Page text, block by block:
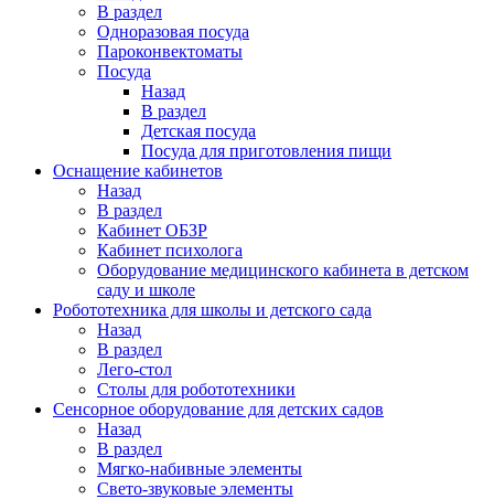
В раздел
Одноразовая посуда
Пароконвектоматы
Посуда
Назад
В раздел
Детская посуда
Посуда для приготовления пищи
Оснащение кабинетов
Назад
В раздел
Кабинет ОБЗР
Кабинет психолога
Оборудование медицинского кабинета в детском
саду и школе
Робототехника для школы и детского сада
Назад
В раздел
Лего-стол
Столы для робототехники
Сенсорное оборудование для детских садов
Назад
В раздел
Мягко-набивные элементы
Свето-звуковые элементы